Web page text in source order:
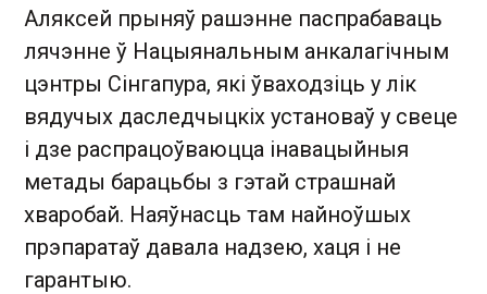
Аляксей прыняў рашэнне паспрабаваць
лячэнне ў Нацыянальным анкалагічным
цэнтры Сінгапура, які ўваходзіць у лік
вядучых даследчыцкіх установаў у свеце
і дзе распрацоўваюцца інавацыйныя
метады барацьбы з гэтай страшнай
хваробай. Наяўнасць там найноўшых
прэпаратаў давала надзею, хаця і не
гарантыю.